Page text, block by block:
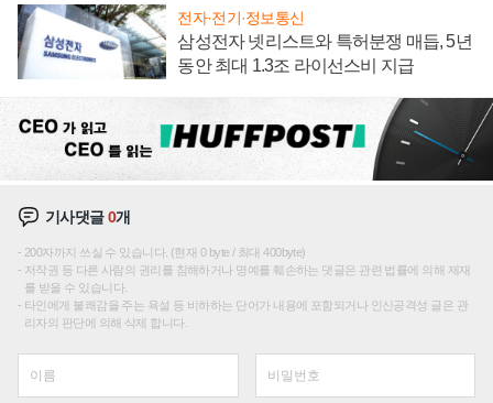
전자·전기·정보통신
삼성전자 넷리스트와 특허분쟁 매듭, 5년
동안 최대 1.3조 라이선스비 지급
기사댓글0개
200자까지 쓰실 수 있습니다. (현재 0 byte / 최대 400byte)
저작권 등 다른 사람의 권리를 침해하거나 명예를 훼손하는 댓글은 관련 법률에 의해 제재
를 받을 수 있습니다.
타인에게 불쾌감을 주는 욕설 등 비하하는 단어가 내용에 포함되거나 인신공격성 글은 관
리자의 판단에 의해 삭제 합니다.